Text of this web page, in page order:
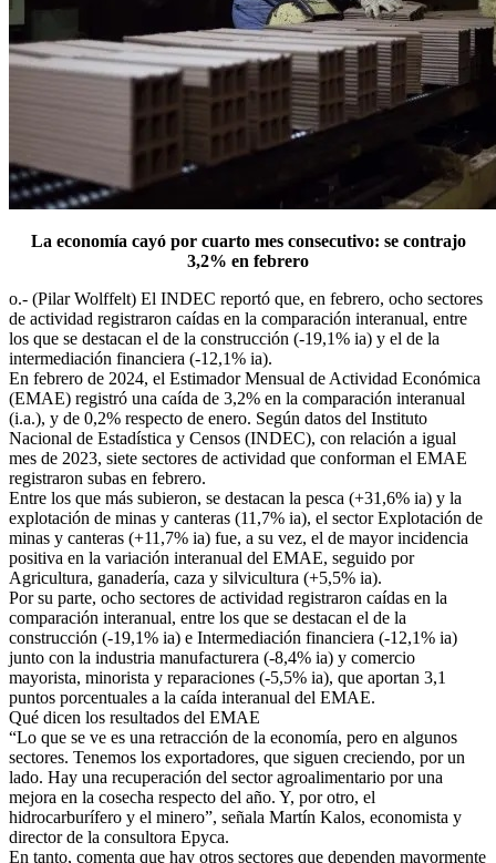
La economía cayó por cuarto mes consecutivo: se contrajo
3,2% en febrero
o.- (Pilar Wolffelt) El INDEC reportó que, en febrero, ocho sectores
de actividad registraron caídas en la comparación interanual, entre
los que se destacan el de la construcción (-19,1% ia) y el de la
intermediación financiera (-12,1% ia).
En febrero de 2024, el Estimador Mensual de Actividad Económica
(EMAE) registró una caída de 3,2% en la comparación interanual
(i.a.), y de 0,2% respecto de enero. Según datos del Instituto
Nacional de Estadística y Censos (INDEC), con relación a igual
mes de 2023, siete sectores de actividad que conforman el EMAE
registraron subas en febrero.
Entre los que más subieron, se destacan la pesca (+31,6% ia) y la
explotación de minas y canteras (11,7% ia), el sector Explotación de
minas y canteras (+11,7% ia) fue, a su vez, el de mayor incidencia
positiva en la variación interanual del EMAE, seguido por
Agricultura, ganadería, caza y silvicultura (+5,5% ia).
Por su parte, ocho sectores de actividad registraron caídas en la
comparación interanual, entre los que se destacan el de la
construcción (-19,1% ia) e Intermediación financiera (-12,1% ia)
junto con la industria manufacturera (-8,4% ia) y comercio
mayorista, minorista y reparaciones (-5,5% ia), que aportan 3,1
puntos porcentuales a la caída interanual del EMAE.
Qué dicen los resultados del EMAE
“Lo que se ve es una retracción de la economía, pero en algunos
sectores. Tenemos los exportadores, que siguen creciendo, por un
lado. Hay una recuperación del sector agroalimentario por una
mejora en la cosecha respecto del año. Y, por otro, el
hidrocarburífero y el minero”, señala Martín Kalos, economista y
director de la consultora Epyca.
En tanto, comenta que hay otros sectores que dependen mayormente